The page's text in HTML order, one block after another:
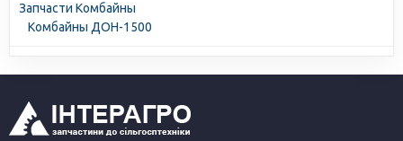
Запчасти Комбайны
Комбайны ДОН-1500